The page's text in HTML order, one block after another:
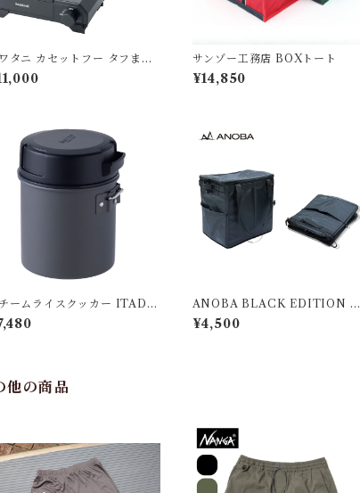
タニ カセットフー タフまる
Jr.
サンゾー工務店 BOXトート
¥14,850
ームライスクッカー ITADA
ANOBA BLACK EDITION マ
ルチダストバケット
¥4,500
他の商品